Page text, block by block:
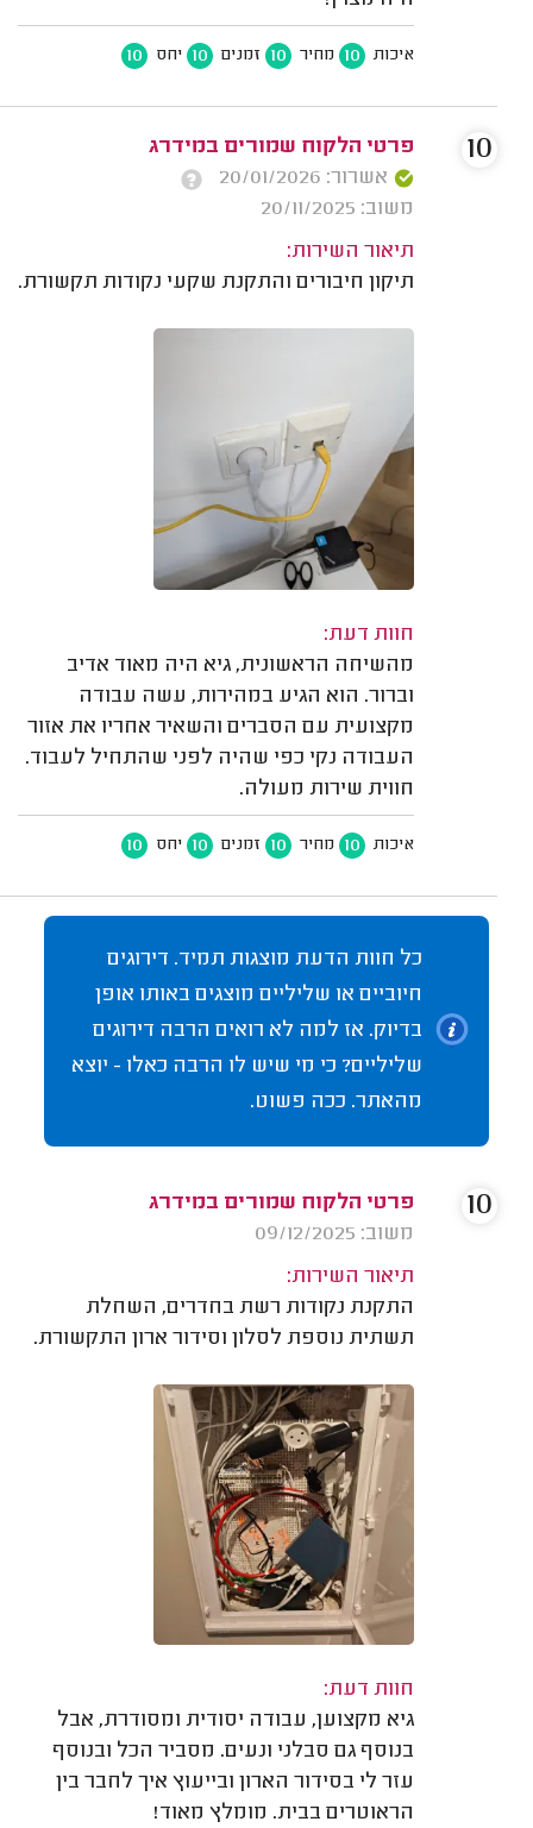
איכות 10 מחיר 10 זמנים 10 יחס 10
פרטי הלקוח שמורים במידרג
אשרור: 20/01/2026
משוב: 20/11/2025
תיאור השירות:
תיקון חיבורים והתקנת שקעי נקודות תקשורת.
חוות דעת:
מהשיחה הראשונית, גיא היה מאוד אדיב
וברור. הוא הגיע במהירות, עשה עבודה
מקצועית עם הסברים והשאיר אחריו את אזור
העבודה נקי כפי שהיה לפני שהתחיל לעבוד.
חווית שירות מעולה.
איכות 10 מחיר 10 זמנים 10 יחס 10
10
כל חוות הדעת מוצגות תמיד. דירוגים
חיוביים או שליליים מוצגים באותו אופן
בדיוק. אז למה לא רואים הרבה דירוגים
שליליים? כי מי שיש לו הרבה כאלו - יוצא
מהאתר. ככה פשוט.
פרטי הלקוח שמורים במידרג
משוב: 09/12/2025
תיאור השירות:
התקנת נקודות רשת בחדרים, השחלת
תשתית נוספת לסלון וסידור ארון התקשורת.
חוות דעת:
גיא מקצוען, עבודה יסודית ומסודרת, אבל
בנוסף גם סבלני ונעים. מסביר הכל ובנוסף
עזר לי בסידור הארון ובייעוץ איך לחבר בין
הראוטרים בבית. מומלץ מאוד!
10